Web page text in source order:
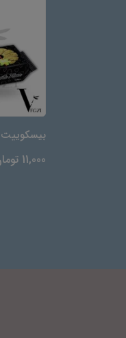
بیسکوییت
11,000 تومان